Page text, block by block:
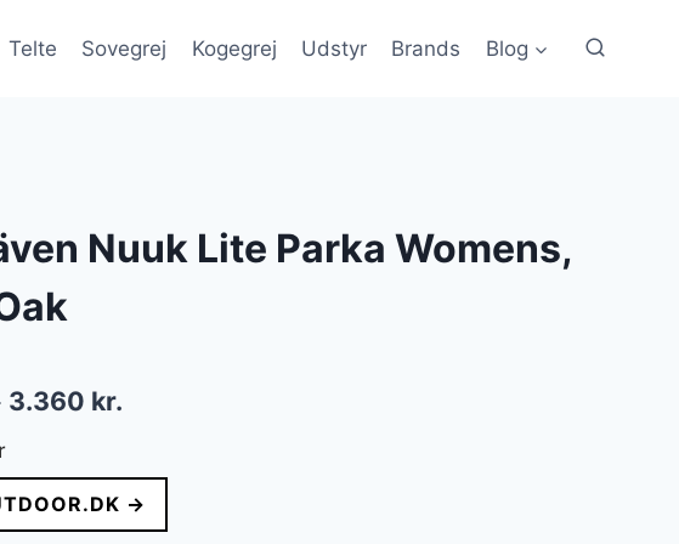
Telte Sovegrej Kogegrej Udstyr Brands Blog
Nuuk Lite Parka Womens,
Den
pris
var:
3.360 kr.Den
pris
er:
→